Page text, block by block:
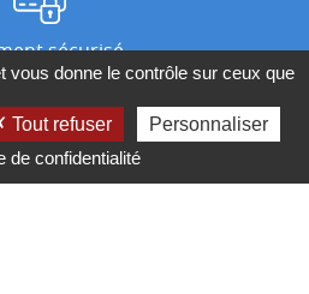
sécurisé
magasins
vous donne le contrôle sur ceux que
Tout refuser
Personnaliser
de confidentialité